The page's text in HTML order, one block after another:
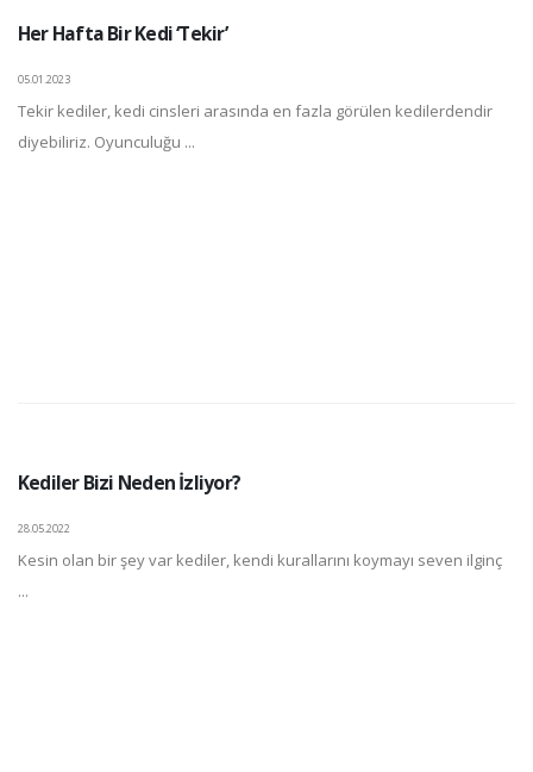
Her Hafta Bir Kedi ‘Tekir’
05.01.2023
Tekir kediler, kedi cinsleri arasında en fazla görülen kedilerdendir
diyebiliriz. Oyunculuğu ...
Kediler Bizi Neden İzliyor?
28.05.2022
Kesin olan bir şey var kediler, kendi kurallarını koymayı seven ilginç
...